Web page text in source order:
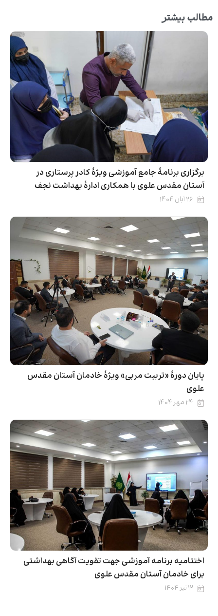
مطالب بیشتر
برگزاری برنامۀ جامع آموزشی ویژۀ کادر پرستاری در
آستان مقدس علوی با همکاری ادارۀ بهداشت نجف
۲۶ آبان ۱۴۰۴
پایان دورۀ «تربیت مربی» ویژۀ خادمان آستان مقدس
علوی
۲۴ مهر ۱۴۰۴
اختتامیه برنامه آموزشی جهت تقویت آگاهی بهداشتی
برای خادمان آستان مقدس علوی
۱۲ تیر ۱۴۰۴